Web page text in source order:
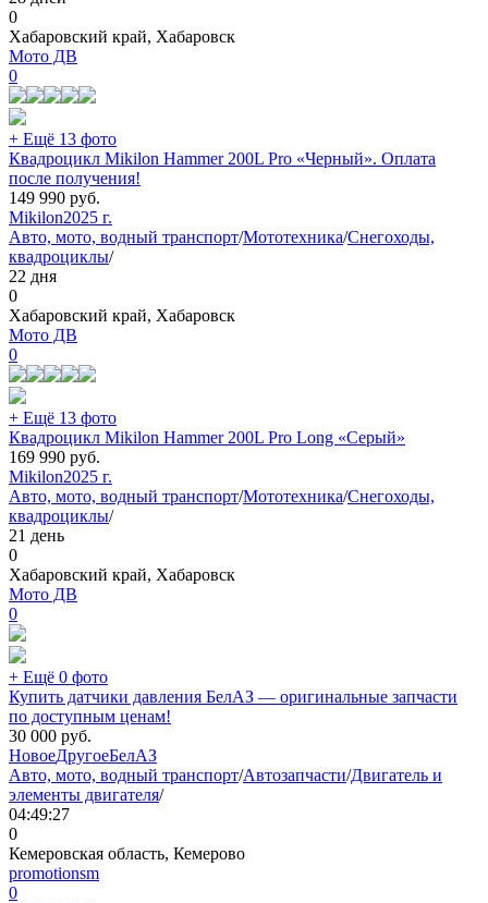
0
Хабаровский край, Хабаровск
Мото ДВ
0
+ Ещё 13 фото
Квадроцикл Mikilon Hammer 200L Pro «Черный». Оплата
после получения!
149 990 руб.
Mikilon2025 г.
Авто, мото, водный транспорт/Мототехника/Снегоходы,
квадроциклы/
22 дня
0
Хабаровский край, Хабаровск
Мото ДВ
0
+ Ещё 13 фото
Квадроцикл Mikilon Hammer 200L Pro Long «Серый»
169 990 руб.
Mikilon2025 г.
Авто, мото, водный транспорт/Мототехника/Снегоходы,
квадроциклы/
21 день
0
Хабаровский край, Хабаровск
Мото ДВ
0
+ Ещё 0 фото
Купить датчики давления БелАЗ — оригинальные запчасти
по доступным ценам!
30 000 руб.
НовоеДругоеБелАЗ
Авто, мото, водный транспорт/Автозапчасти/Двигатель и
элементы двигателя/
04:49:27
0
Кемеровская область, Кемерово
promotionsm
0